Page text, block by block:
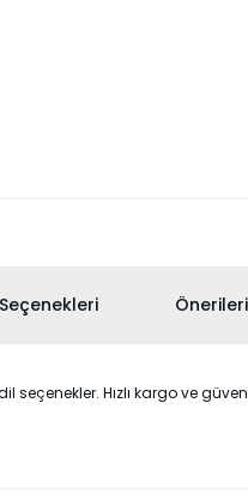
seçenekler. Hızlı kargo ve